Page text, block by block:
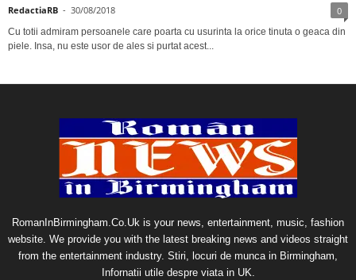
RedactiaRB - 30/08/2018 0
Cu totii admiram persoanele care poarta cu usurinta la orice tinuta o geaca din
piele. Insa, nu este usor de ales si purtat acest...
RomanInBirmingham.Co.Uk is your news, entertainment, music, fashion
website. We provide you with the latest breaking news and videos straight
from the entertainment industry. Stiri, locuri de munca in Birmingham,
Infornatii utile despre viata in UK.